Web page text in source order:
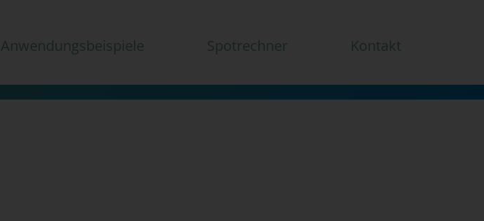
Anwendungsbeispiele Spotrechner Kontakt